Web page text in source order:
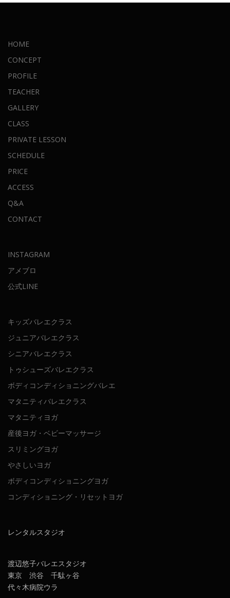
HOME
CONCEPT
PROFILE
TEACHER
GALLERY
CLASS
PRIVATE LESSON
SCHEDULE
PRICE
ACCESS
Q&A
CONTACT
INSTAGRAM
アメブロ
公式LINE
キッズバレエクラス
ジュニアバレエクラス
シニアバレエクラス
トゥシューズバレエクラス
ボディコンディショニングバレエ
マタニティバレエクラス
マタニティヨガ
産後ヨガ・ベビーマッサージ
スリミングヨガ
やさしいヨガ
ボディコンディショニングヨガ
コンディショニング・リセットヨガ
レンタルスタジオ
渡辺悠子バレエスタジオ
東京 渋谷 千駄ヶ谷
代々木病院ウラ